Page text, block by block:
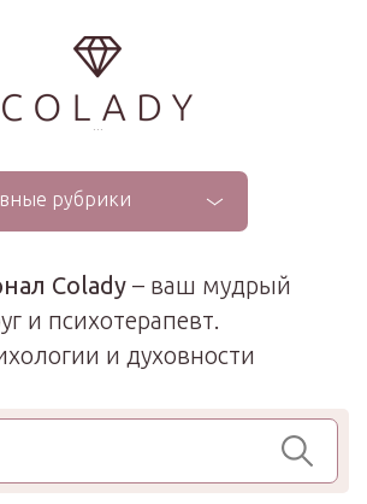
...
рубрики
Colady – ваш мудрый
и психотерапевт.
и духовности